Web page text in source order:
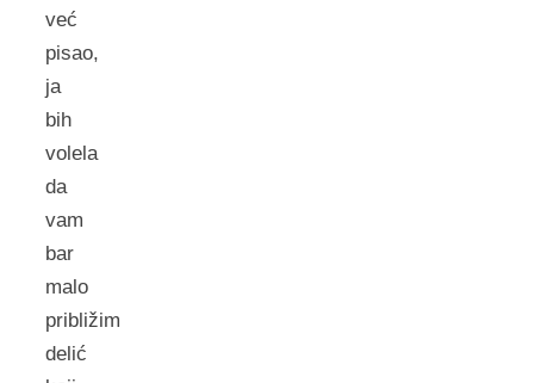
već
pisao,
ja
bih
volela
da
vam
bar
malo
približim
delić